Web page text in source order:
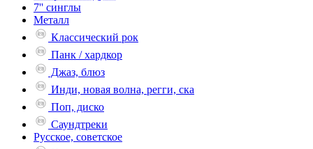
7'' синглы
Металл
Классический рок
Панк / хардкор
Джаз, блюз
Инди, новая волна, регги, ска
Поп, диско
Саундтреки
Русское, советское